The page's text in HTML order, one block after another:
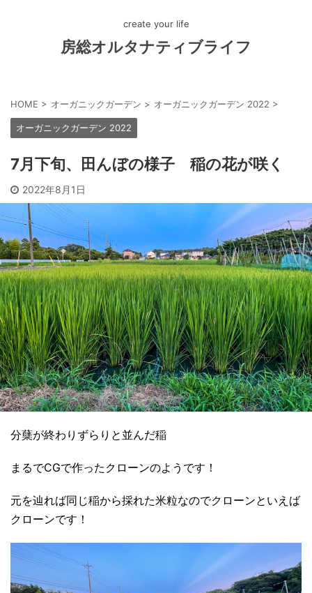
create your life
房総オルタナティブライフ
HOME > オーガニックガーデン > オーガニックガーデン 2022 >
オーガニックガーデン 2022
7月下旬、田んぼの様子 稲の花が咲く
2022年8月1日
分蘖が終わりずらりと並んだ稲
まるでCGで作ったクローンのようです！
元を辿れば同じ稲から採れた米粒なのでクローンといえば
クローンです！